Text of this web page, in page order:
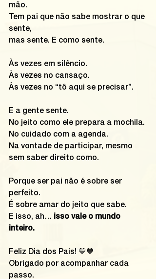
mão.
Tem pai que não sabe mostrar o que
sente,
mas sente. E como sente.
Às vezes em silêncio.
Às vezes no cansaço.
Às vezes no “tô aqui se precisar”.
E a gente sente.
No jeito como ele prepara a mochila.
No cuidado com a agenda.
Na vontade de participar, mesmo
sem saber direito como.
Porque ser pai não é sobre ser
perfeito.
É sobre amar do jeito que sabe.
E isso, ah… isso vale o mundo
inteiro.
Feliz Dia dos Pais! 💛💙
Obrigado por acompanhar cada
passo.